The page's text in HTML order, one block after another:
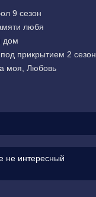
9 сезон
любя
дом
прикрытием 2 сезон
моя, Любовь
не интересный